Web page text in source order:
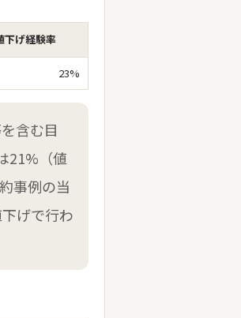
下げ経験率
23%
含む目
21%（値
事例の当
げで行わ